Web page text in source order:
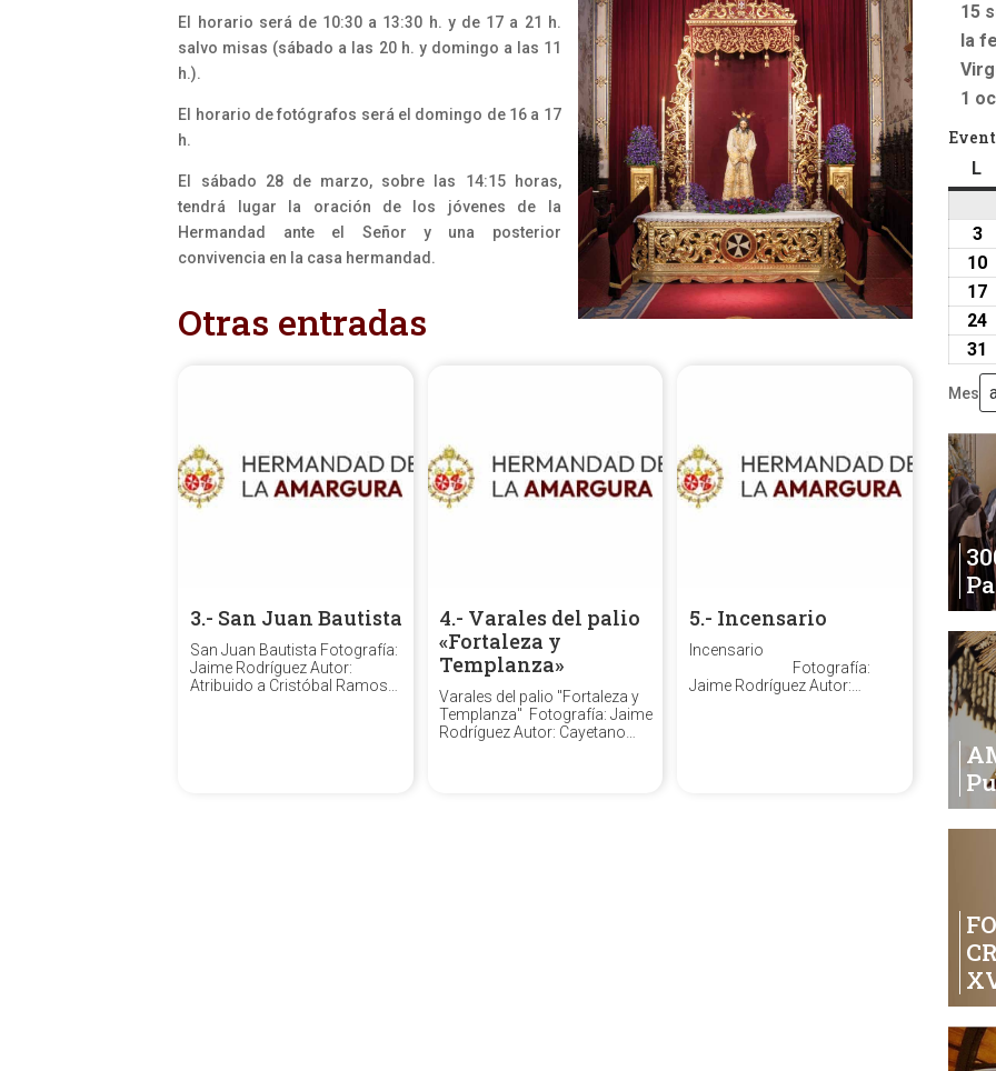
El horario será de 10:30 a 13:30 h. y de 17 a 21 h.
salvo misas (sábado a las 20 h. y domingo a las 11
h.).
El horario de fotógrafos será el domingo de 16 a 17
h.
El sábado 28 de marzo, sobre las 14:15 horas,
tendrá lugar la oración de los jóvenes de la
Hermandad ante el Señor y una posterior
convivencia en la casa hermandad.
Otras entradas
3.- San Juan Bautista
San Juan Bautista Fotografía:
Jaime Rodríguez Autor:
Atribuido a Cristóbal Ramos
4.- Varales del palio
«Fortaleza y
Templanza»
Varales del palio "Fortaleza y
Templanza" Fotografía: Jaime
Rodríguez Autor: Cayetano
5.- Incensario
Incensario
Fotografía:
Jaime Rodríguez Autor:
15
la
1
L
33
10
17
24
31
Mes